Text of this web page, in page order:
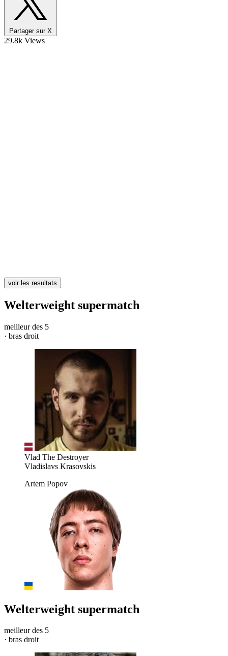
Partager sur X
29.8k Views
voir les resultats
Welterweight supermatch
meilleur des 5
· bras droit
Vlad The Destroyer
Vladislavs Krasovskis
Artem Popov
Welterweight supermatch
meilleur des 5
· bras droit